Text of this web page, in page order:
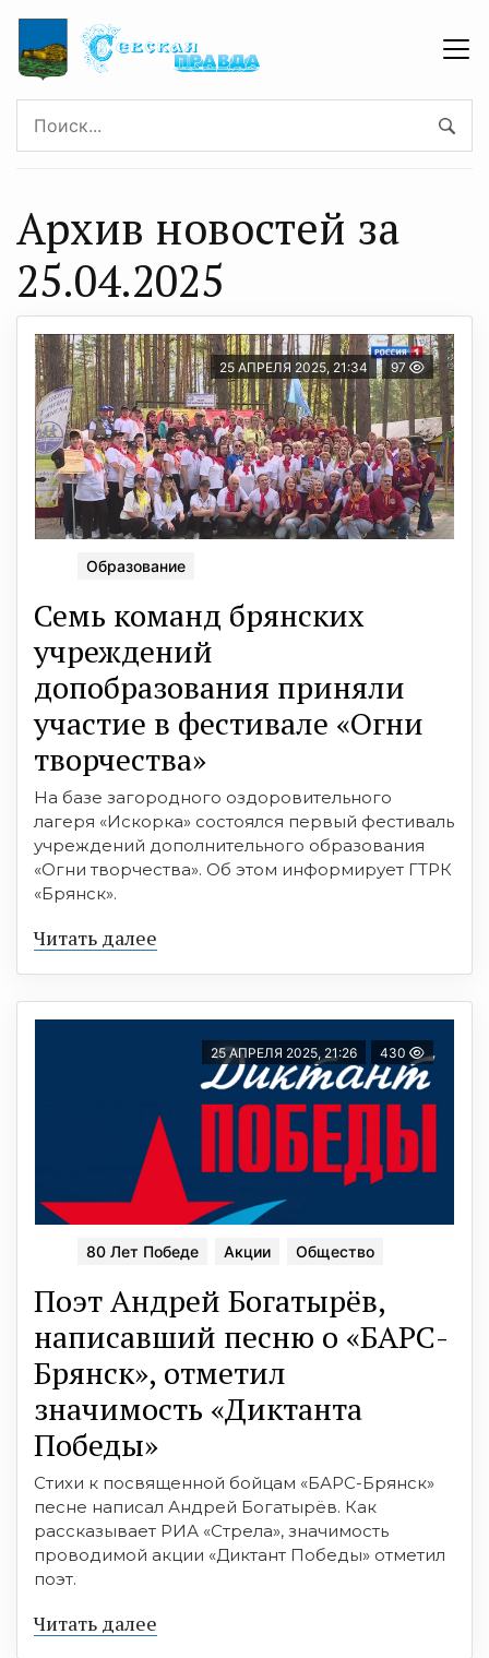
Архив новостей за
25.04.2025
25 АПРЕЛЯ 2025, 21:34 97
Образование
Семь команд брянских
учреждений
допобразования приняли
участие в фестивале «Огни
творчества»
На базе загородного оздоровительного
лагеря «Искорка» состоялся первый фестиваль
учреждений дополнительного образования
«Огни творчества». Об этом информирует ГТРК
«Брянск».
Читать далее
25 АПРЕЛЯ 2025, 21:26 430
80 Лет Победе Акции Общество
Поэт Андрей Богатырёв,
написавший песню о «БАРС-
Брянск», отметил
значимость «Диктанта
Победы»
Стихи к посвященной бойцам «БАРС-Брянск»
песне написал Андрей Богатырёв. Как
рассказывает РИА «Стрела», значимость
проводимой акции «Диктант Победы» отметил
поэт.
Читать далее